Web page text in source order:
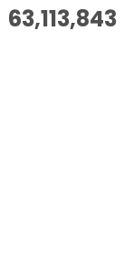
63,113,843